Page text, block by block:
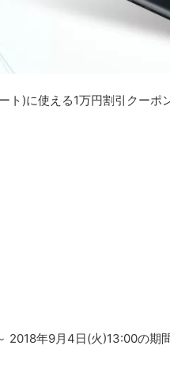
ト)に使える1万円割引クーポ
2018年9月4日(火)13:00の期